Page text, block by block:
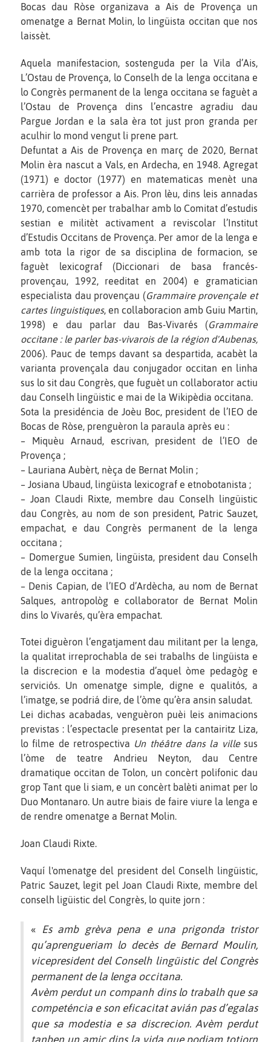
Bocas dau Ròse organizava a Ais de Provença un
omenatge a Bernat Molin, lo lingüista occitan que nos
laissèt.
Aquela manifestacion, sostenguda per la Vila d’Ais,
L’Ostau de Provença, lo Conselh de la lenga occitana e
lo Congrès permanent de la lenga occitana se faguèt a
l’Ostau de Provença dins l’encastre agradiu dau
Pargue Jordan e la sala èra tot just pron granda per
aculhir lo mond vengut li prene part.
Defuntat a Ais de Provença en març de 2020, Bernat
Molin èra nascut a Vals, en Ardecha, en 1948. Agregat
(1971) e doctor (1977) en matematicas menèt una
carrièra de professor a Ais. Pron lèu, dins leis annadas
1970, comencèt per trabalhar amb lo Comitat d’estudis
sestian e militèt activament a reviscolar l’Institut
d’Estudis Occitans de Provença. Per amor de la lenga e
amb tota la rigor de sa disciplina de formacion, se
faguèt lexicograf (Diccionari de basa francés-
provençau, 1992, reeditat en 2004) e gramatician
especialista dau provençau (Grammaire provençale et
cartes linguistiques, en collaboracion amb Guiu Martin,
1998) e dau parlar dau Bas-Vivarés (Grammaire
occitane : le parler bas-vivarois de la région d'Aubenas,
2006). Pauc de temps davant sa despartida, acabèt la
varianta provençala dau conjugador occitan en linha
sus lo sit dau Congrès, que fuguèt un collaborator actiu
dau Conselh lingüistic e mai de la Wikipèdia occitana.
Sota la presidéncia de Joèu Boc, president de l’IEO de
Bocas de Ròse, prenguèron la paraula après eu :
– Miquèu Arnaud, escrivan, president de l’IEO de
Provença ;
– Lauriana Aubèrt, nèça de Bernat Molin ;
– Josiana Ubaud, lingüista lexicograf e etnobotanista ;
– Joan Claudi Rixte, membre dau Conselh lingüistic
dau Congrès, au nom de son president, Patric Sauzet,
empachat, e dau Congrès permanent de la lenga
occitana ;
– Domergue Sumien, lingüista, president dau Conselh
de la lenga occitana ;
– Denis Capian, de l’IEO d’Ardècha, au nom de Bernat
Salques, antropològ e collaborator de Bernat Molin
dins lo Vivarés, qu’èra empachat.
Totei diguèron l’engatjament dau militant per la lenga,
la qualitat irreprochabla de sei trabalhs de lingüista e
la discrecion e la modestia d’aquel òme pedagòg e
serviciós. Un omenatge simple, digne e qualitós, a
l’imatge, se podriá dire, de l’òme qu’èra ansin saludat.
Lei dichas acabadas, venguèron puèi leis animacions
previstas : l’espectacle presentat per la cantairitz Liza,
lo filme de retrospectiva Un théâtre dans la villesus
l’òme de teatre Andrieu Neyton, dau Centre
dramatique occitan de Tolon, un concèrt polifonic dau
grop Tant que li siam, e un concèrt balèti animat per lo
Duo Montanaro. Un autre biais de faire viure la lenga e
de rendre omenatge a Bernat Molin.
Joan Claudi Rixte.
Vaquí l'omenatge del president del Conselh lingüistic,
Patric Sauzet, legit pel Joan Claudi Rixte, membre del
conselh ligüistic del Congrès, lo quite jorn :
« Es amb grèva pena e una prigonda tristor
qu’aprengueriam lo decès de Bernard Moulin,
vicepresident del Conselh lingüistic del Congrès
permanent de la lenga occitana.
Avèm perdut un companh dins lo trabalh que sa
competéncia e son eficacitat avián pas d’egalas
que sa modestia e sa discrecion. Avèm perdut
tanben un amic dins la vida que podiam totjorn